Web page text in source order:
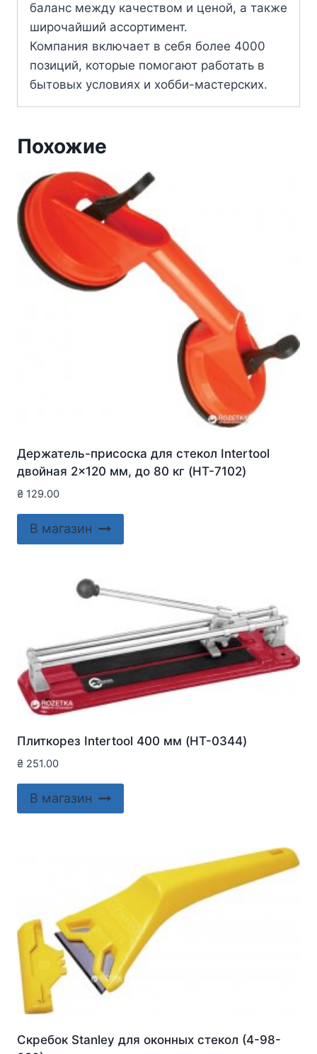
баланс между качеством и ценой, а также
широчайший ассортимент.
Компания включает в себя более 4000
позиций, которые помогают работать в
бытовых условиях и хобби-мастерских.
Похожие
Держатель-присоска для стекол Intertool
двойная 2×120 мм, до 80 кг (HT-7102)
₴ 129.00
В магазин
Плиткорез Intertool 400 мм (HT-0344)
₴ 251.00
В магазин
Скребок Stanley для оконныx стекол (4-98-